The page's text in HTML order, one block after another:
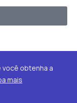
você obtenha a
mais